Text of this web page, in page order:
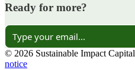
Ready for more?
© 2026 Sustainable Impact Capital
notice